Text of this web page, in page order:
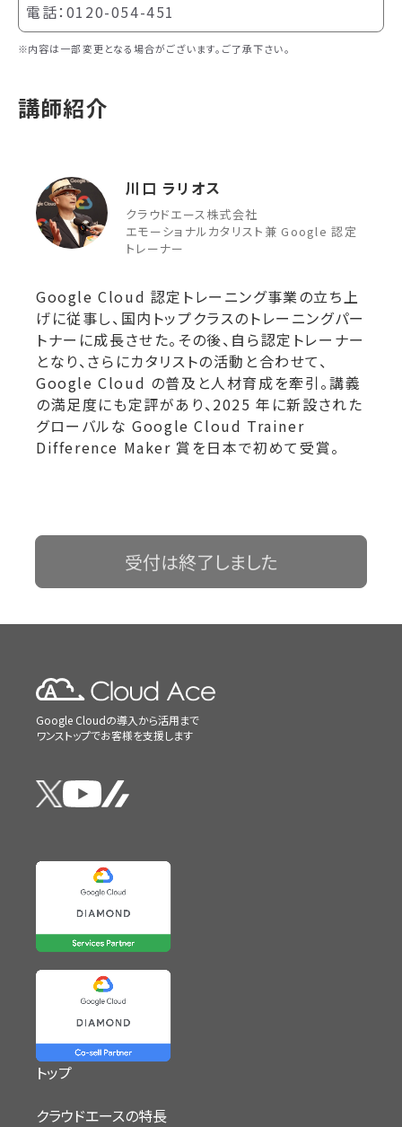
電話：0120-054-451
内容は一部変更となる場合がございます。ご了承下さい。
講師紹介
川口 ラリオス
クラウドエース株式会社
エモーショナルカタリスト兼 Google 認定
トレーナー
Google Cloud 認定トレーニング事業の立ち上
げに従事し、国内トップクラスのトレーニングパー
トナーに成長させた。その後、自ら認定トレーナー
となり、さらにカタリストの活動と合わせて、
Google Cloud の普及と人材育成を牽引。講義
の満足度にも定評があり、2025 年に新設された
グローバルな Google Cloud Trainer
Difference Maker 賞を日本で初めて受賞。
受付は終了しました
Google Cloudの導入から活用まで
ワンストップでお客様を支援します
トップ
クラウドエースの特長